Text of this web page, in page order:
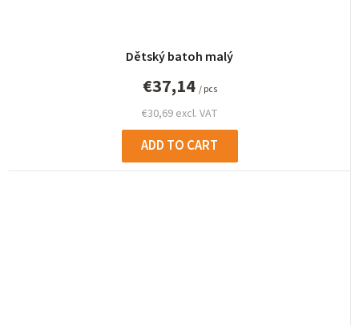
Dětský batoh malý
€30,69 excl. VAT
€37,14 / pcs
ADD TO CART